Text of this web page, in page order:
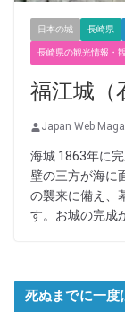
日本の城 長崎県
長崎県の観光情報・
福江城（
Japan Web
海城 1863年に
壁の三方が海に
の襲来に備え、
す。お城の完成
死ぬまでに一